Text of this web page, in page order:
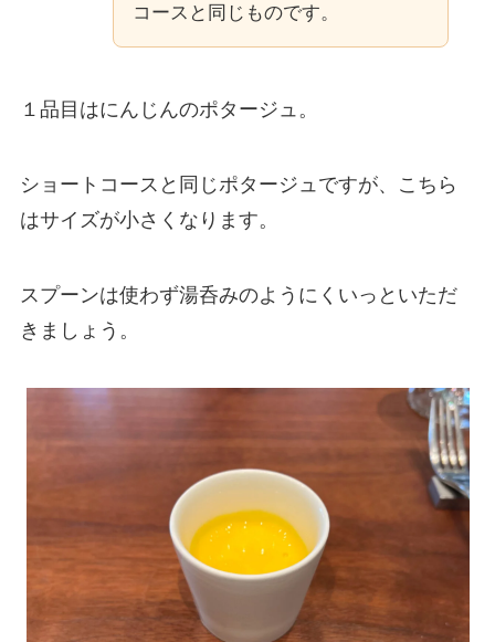
コースと同じものです。
１品目はにんじんのポタージュ。
ショートコースと同じポタージュですが、こちら
はサイズが小さくなります。
スプーンは使わず湯呑みのようにくいっといただ
きましょう。